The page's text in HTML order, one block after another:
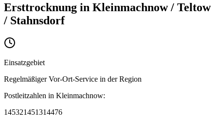
Ersttrocknung in Kleinmachnow / Teltow
/ Stahnsdorf
Einsatzgebiet
Regelmäßiger Vor-Ort-Service in der Region
Postleitzahlen in Kleinmachnow:
145321451314476